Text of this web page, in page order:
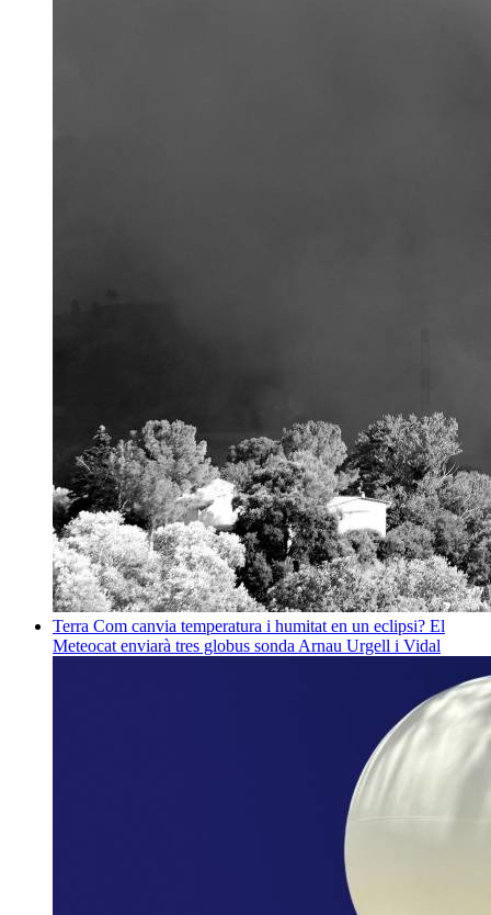
Terra Com canvia temperatura i humitat en un eclipsi? El
Meteocat enviarà tres globus sonda Arnau Urgell i Vidal